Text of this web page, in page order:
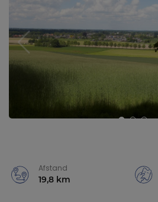
Afstand
19,8 km